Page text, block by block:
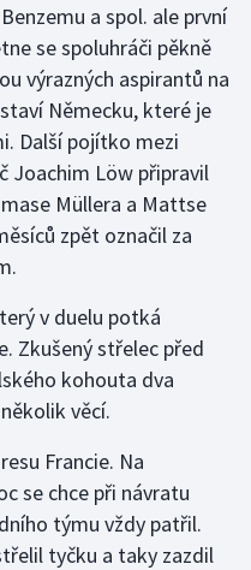
a spol. ale první
se spoluhráči pěkně
výrazných aspirantů na
Německu, které je
Další pojítko mezi
Joachim Löw připravil
Müllera a Mattse
zpět označil za
v duelu potká
Zkušený střelec před
kohouta dva
věcí.
Francie. Na
se chce při návratu
týmu vždy patřil.
tyčku a taky zazdil